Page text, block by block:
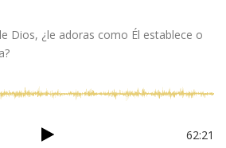
Dios, ¿le adoras como Él establece o
62:21